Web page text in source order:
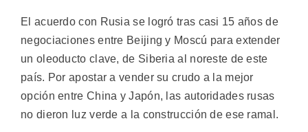
El acuerdo con Rusia se logró tras casi 15 años de
negociaciones entre Beijing y Moscú para extender
un oleoducto clave, de Siberia al noreste de este
país. Por apostar a vender su crudo a la mejor
opción entre China y Japón, las autoridades rusas
no dieron luz verde a la construcción de ese ramal.